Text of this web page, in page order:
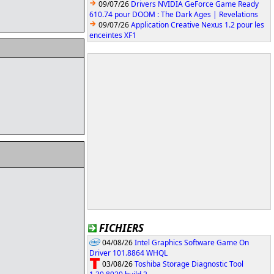
09/07/26 Drivers NVIDIA GeForce Game Ready
610.74 pour DOOM : The Dark Ages | Revelations
09/07/26Application Creative Nexus 1.2 pour les
enceintes XF1
FICHIERS
04/08/26Intel Graphics Software Game On
Driver 101.8864 WHQL
03/08/26Toshiba Storage Diagnostic Tool